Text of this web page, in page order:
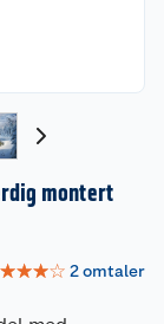
montert
☆☆☆☆ 2omtaler